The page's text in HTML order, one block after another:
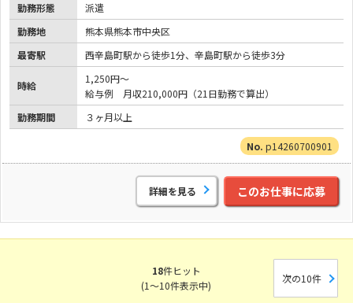
勤務形態
派遣
勤務地
熊本県熊本市中央区
最寄駅
西辛島町駅から徒歩1分、辛島町駅から徒歩3分
時給
1,250円～
給与例 月収210,000円（21日勤務で算出）
勤務期間
３ヶ月以上
p14260700901
詳細を見る このお仕事に応募
18件ヒット
(1～10件表示中)
次の10件